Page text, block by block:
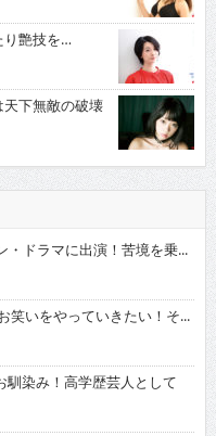
艶技を…
下無敵の破壊
ドラマに出演！苦境を乗...
笑いをやっていきたい！そ...
染み！高学歴芸人として